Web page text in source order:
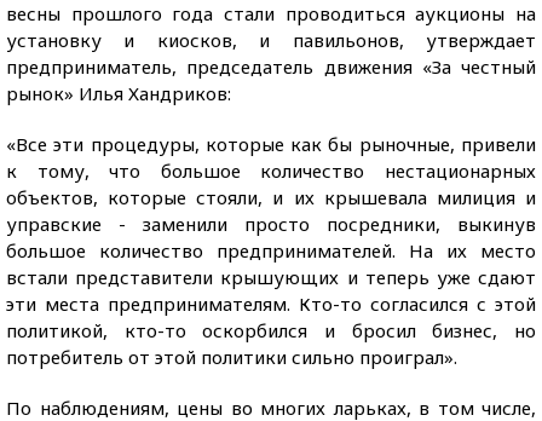
весны прошлого года стали проводиться аукционы на
установку и киосков, и павильонов, утверждает
предприниматель, председатель движения «За честный
рынок» Илья Хандриков:
«Все эти процедуры, которые как бы рыночные, привели
к тому, что большое количество нестационарных
объектов, которые стояли, и их крышевала милиция и
управские - заменили просто посредники, выкинув
большое количество предпринимателей. На их место
встали представители крышующих и теперь уже сдают
эти места предпринимателям. Кто-то согласился с этой
политикой, кто-то оскорбился и бросил бизнес, но
потребитель от этой политики сильно проиграл».
По наблюдениям, цены во многих ларьках, в том числе,